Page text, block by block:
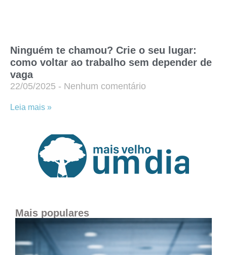
Ninguém te chamou? Crie o seu lugar:
como voltar ao trabalho sem depender de
vaga
22/05/2025 Nenhum comentário
Leia mais »
Mais populares